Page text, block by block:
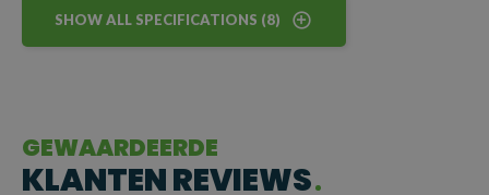
SHOW ALL SPECIFICATIONS (8)
GEWAARDEERDE
KLANTEN REVIEWS